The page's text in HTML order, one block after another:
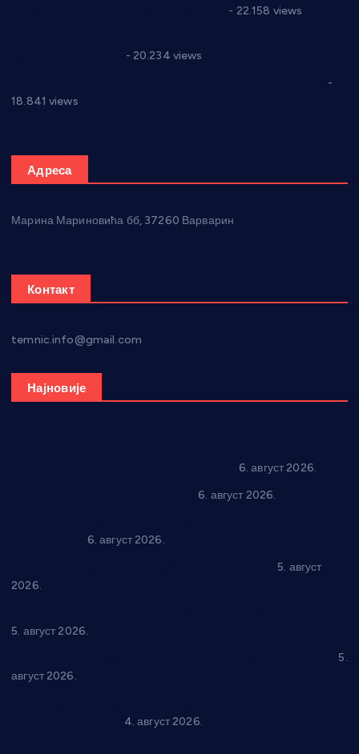
- 22.158 views
- 20.234 views
-
18.841 views
Адреса
Марина Мариновића бб, 37260 Варварин
Контакт
temnic.info@gmail.com
Најновије
6. август 2026.
6. август 2026.
6. август 2026.
5. август
2026.
5. август 2026.
5.
август 2026.
4. август 2026.